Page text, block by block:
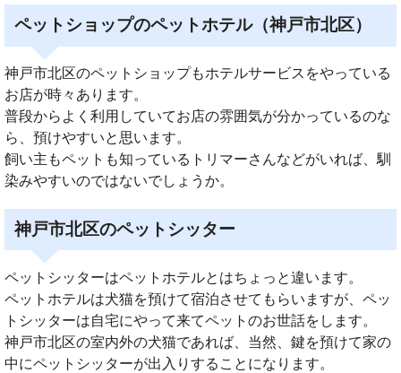
ペットショップのペットホテル（神戸市北区）
神戸市北区のペットショップもホテルサービスをやっている
お店が時々あります。
普段からよく利用していてお店の雰囲気が分かっているのな
ら、預けやすいと思います。
飼い主もペットも知っているトリマーさんなどがいれば、馴
染みやすいのではないでしょうか。
神戸市北区のペットシッター
ペットシッターはペットホテルとはちょっと違います。
ペットホテルは犬猫を預けて宿泊させてもらいますが、ペッ
トシッターは自宅にやって来てペットのお世話をします。
神戸市北区の室内外の犬猫であれば、当然、鍵を預けて家の
中にペットシッターが出入りすることになります。